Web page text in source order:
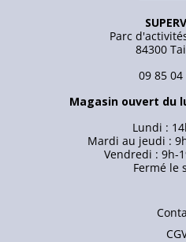
Parc
84300
09 85 04
Magasin ouvert du
Lundi :
Mardi au jeudi :
Vendredi : 9h-
Fermé le